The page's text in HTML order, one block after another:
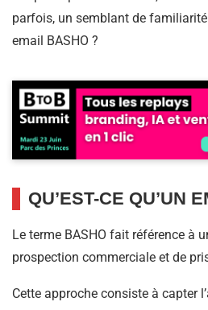
parfois, un semblant de
email BASHO ?
QU’EST-CE QU’UN
Le terme BASHO fait référence à
prospection commerciale et de
Cette approche consiste à capter